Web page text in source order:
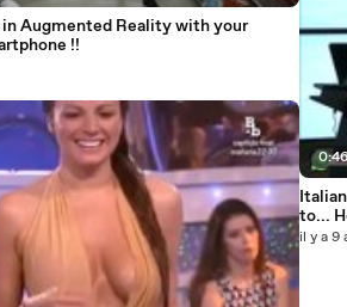
in Augmented Reality with your
!!
to...
il y a 9